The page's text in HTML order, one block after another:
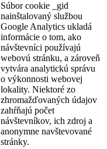
Súbor cookie _gid
nainštalovaný službou
Google Analytics ukladá
informácie o tom, ako
návštevníci používajú
webovú stránku, a zároveň
vytvára analytickú správu
o výkonnosti webovej
lokality. Niektoré zo
zhromažďovaných údajov
zahŕňajú počet
návštevníkov, ich zdroj a
anonymne navštevované
stránky.